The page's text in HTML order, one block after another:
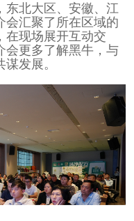
东北大区、安徽、江
会汇聚了所在区域的
在现场展开互动交
会更多了解黑牛，与
发展。